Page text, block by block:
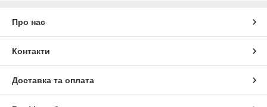
Про нас
Контакти
Доставка та оплата